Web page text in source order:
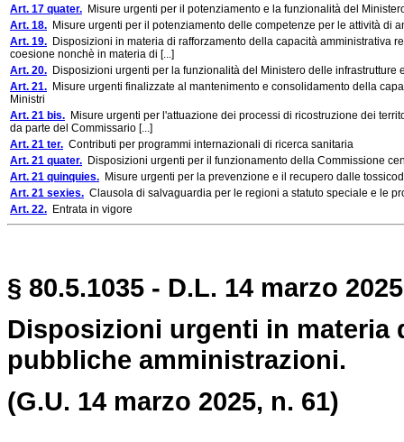
Art. 17 quater. Misure urgenti per il potenziamento e la funzionalità del
Art. 18. Misure urgenti per il potenziamento delle competenze per le attività di
Art. 19. Disposizioni in materia di rafforzamento della capacità amministrativa
coesione nonchè in materia di [...]
Art. 20. Disposizioni urgenti per la funzionalità del Ministero delle
Art. 21. Misure urgenti finalizzate al mantenimento e consolidamento della
Ministri
Art. 21 bis. Misure urgenti per l'attuazione dei processi di ricostruzione dei
da parte del Commissario [...]
Art. 21 ter. Contributi per programmi internazionali di ricerca sanitaria
Art. 21 quater. Disposizioni urgenti per il funzionamento della Commissione
Art. 21 quinquies. Misure urgenti per la prevenzione e il recupero dalle
Art. 21 sexies. Clausola di salvaguardia per le regioni a statuto speciale e le
Art. 22. Entrata in vigore
§ 80.5.1035 - D.L. 14 marzo
Disposizioni urgenti in materia
pubbliche amministrazioni.
(G.U. 14 marzo 2025, n. 61)